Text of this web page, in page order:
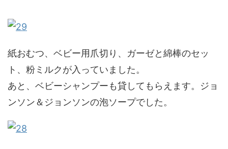
紙おむつ、ベビー用爪切り、ガーゼと綿棒のセッ
ト、粉ミルクが入っていました。
あと、ベビーシャンプーも貸してもらえます。ジョ
ンソン＆ジョンソンの泡ソープでした。